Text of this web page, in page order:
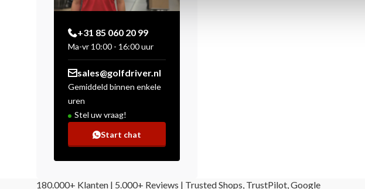
+31 85 060 20 99
Ma-vr 10:00 - 16:00 uur
sales@golfdriver.nl
Gemiddeld binnen enkele
uren
Stel uw vraag!
Start chat
180.000+ Klanten | 5.000+ Reviews | Trusted Shops, TrustPilot, Google